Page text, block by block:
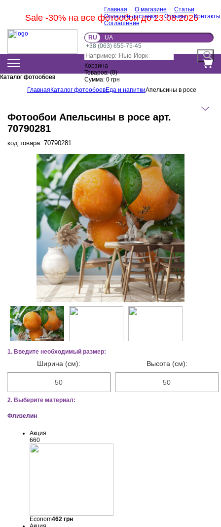
Sale -30% на все фотообои до 23.08.2026
Главная О магазине
Статьи
Оплата и доставка
Отзывы
Контакты
Соглашение
RU
UA
+38 (063) 655-75-45
Корзина
Товаров:(0)
Сумма: 0 грн
Каталог фотообоев
Каталог фотообоев
Главная Каталог фотообоевЕда и напиткиАпельсины в росе
Фотообои Апельсины в росе арт.
70790281
код товара: 70790281
1. Введите необходимый размер:
Ширина (см): Высота (см):
2. Выберите материал:
Флизелин
Акция
660
Econom462грн